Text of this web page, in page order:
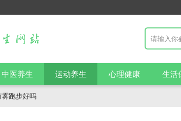
中医养生 运动养生 心理健康 生活
跑步好吗